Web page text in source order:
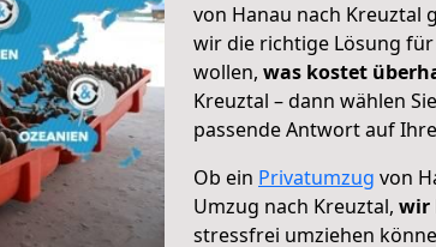
von Hanau nach Kreuztal
wir die richtige Lösung
wollen, was kostet
Kreuztal – dann wählen
passende Antwort auf
Ob ein Privatumzug von
Umzug nach Kreuztal, wir
stressfrei umziehen